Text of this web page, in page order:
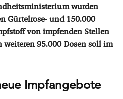
wurden
Gürtelrose- und 150.000
von impfenden Stellen
95.000 Dosen soll im
Impfangebote